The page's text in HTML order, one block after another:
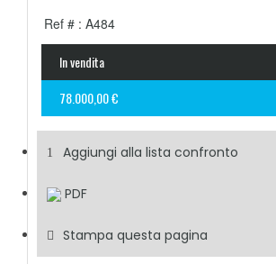
Ref # : A484
In vendita
78.000,00 €
Aggiungi alla lista confronto
PDF
Stampa questa pagina